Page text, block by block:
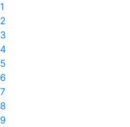
1
2
3
4
5
6
7
8
9